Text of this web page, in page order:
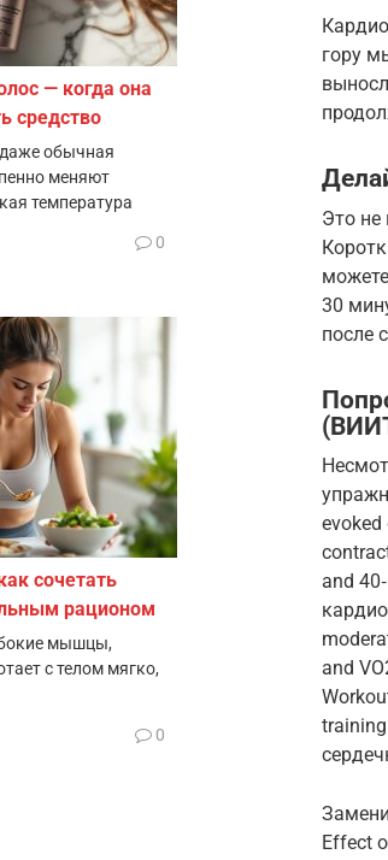
гору
Это не
30
после
and
and
Effect
— когда она
средство
обычная
меняют
температура
0
сочетать
рационом
мышцы,
с телом мягко,
0